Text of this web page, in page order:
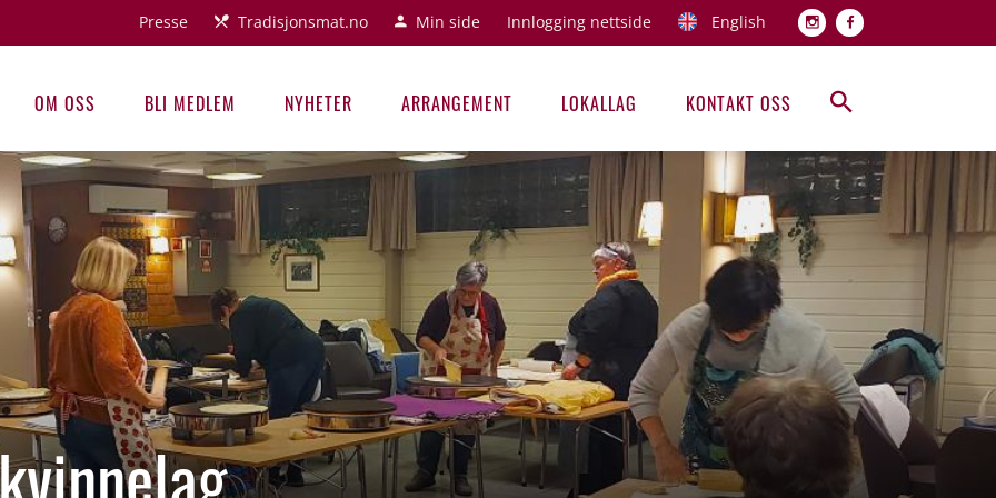
Topp
Presse Tradisjonsmat.no Min side Innlogging nettside English
Hovedmeny
OM OSS BLI MEDLEM NYHETER ARRANGEMENT LOKALLAG KONTAKT OSS